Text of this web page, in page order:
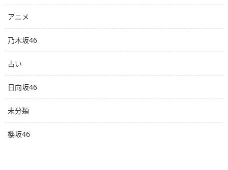
アニメ
乃木坂46
占い
日向坂46
未分類
櫻坂46